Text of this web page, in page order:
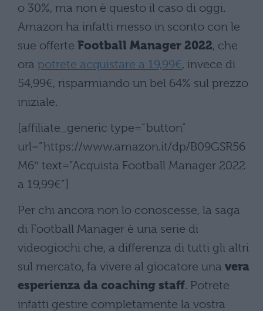
o 30%, ma non è questo il caso di oggi.
Amazon ha infatti messo in sconto con le
sue offerte Football Manager 2022, che
ora potrete acquistare a 19,99€, invece di
54,99€, risparmiando un bel 64% sul prezzo
iniziale.
[affiliate_generic type=”button”
url=”https://www.amazon.it/dp/B09GSR56
M6″ text=”Acquista Football Manager 2022
a 19,99€”]
Per chi ancora non lo conoscesse, la saga
di Football Manager è una serie di
videogiochi che, a differenza di tutti gli altri
sul mercato, fa vivere al giocatore una vera
esperienza da coaching staff. Potrete
infatti gestire completamente la vostra